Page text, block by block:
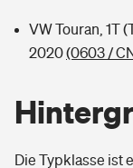
VW Touran, 1T
2020(0603 /
Die Typklasse ist